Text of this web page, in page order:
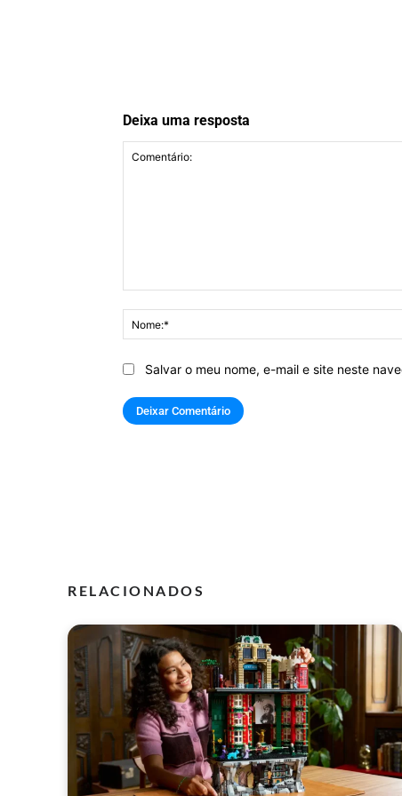
Deixa uma resposta
Salvar o meu nome, e-mail e site neste
RELACIONADOS